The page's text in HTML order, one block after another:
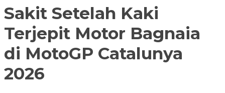
Sakit Setelah Kaki
Terjepit Motor Bagnaia
di MotoGP Catalunya
2026